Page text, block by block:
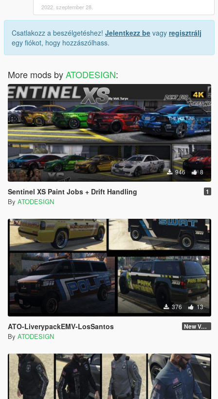
2022. szeptember 28.
Csatlakozz a beszélgetéshez! Jelentkezz be vagy regisztrálj
egy fiókot, hogy hozzászólhass.
More mods byATODESIGN:
946 8
Sentinel XS Paint Jobs + Drift Handling 1
By ATODESIGN
376 13
ATO-LiverypackEMV-LosSantos New Version
By ATODESIGN